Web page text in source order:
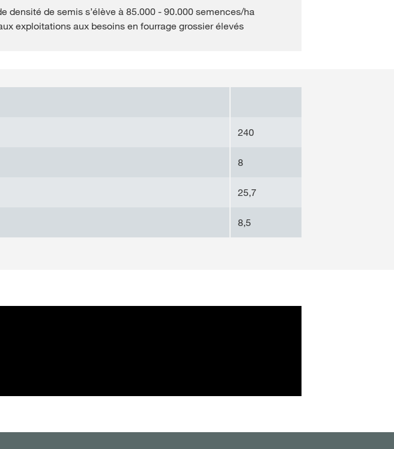
densité de semis s’élève à 85.000 - 90.000 semences/ha
exploitations aux besoins en fourrage grossier élevés
240
8
25,7
8,5